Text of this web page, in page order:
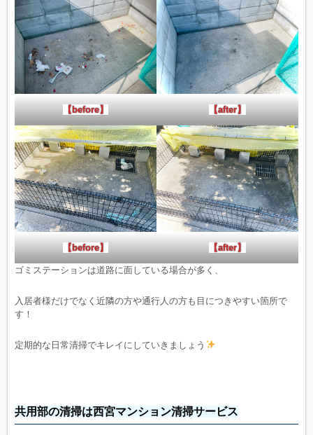
【before】 【after】
【before】 【after】
ゴミステーションは道路に面している場合が多く、
入居者様だけでなく近隣の方や通行人の方も目につきやすい箇所で
す！
定期的な日常清掃でキレイにしていきましょう
共用部の清掃は西宮マンション清掃サービス